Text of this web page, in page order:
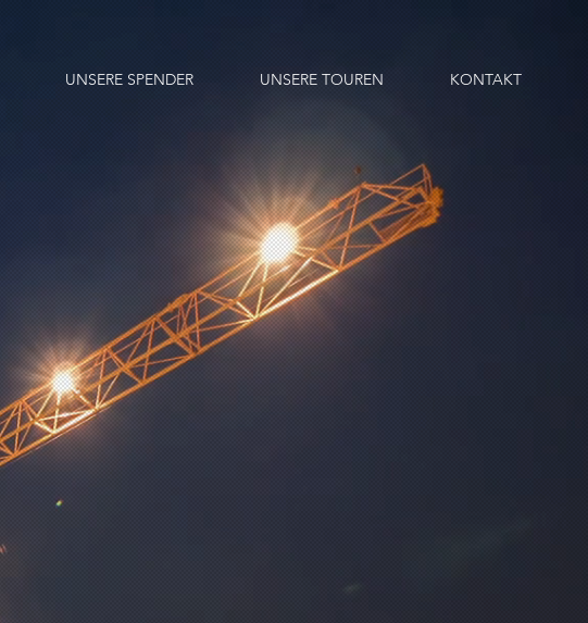
UNSERE SPENDER UNSERE TOUREN KONTAKT